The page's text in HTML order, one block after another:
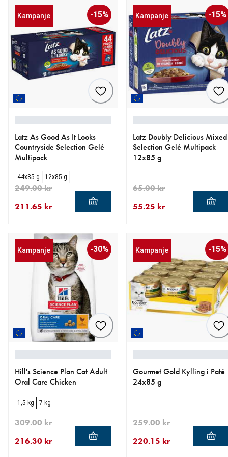
Kampanje -15%
Latz As Good As It Looks
Countryside Selection Gelé
Multipack
44x85 g 12x85 g
211.65 kr
249.00 kr
Kampanje -15%
Latz Doubly Delicious Mixed
Selection Gelé Multipack
12x85 g
55.25 kr
65.00 kr
Kampanje -30%
Hill's Science Plan Cat Adult
Oral Care Chicken
1,5 kg 7 kg
216.30 kr
309.00 kr
Kampanje -15%
Gourmet Gold Kylling i Paté
24x85 g
220.15 kr
259.00 kr